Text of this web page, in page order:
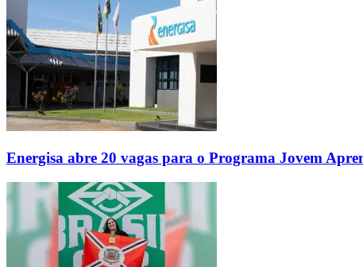
Energisa abre 20 vagas para o Programa Jovem